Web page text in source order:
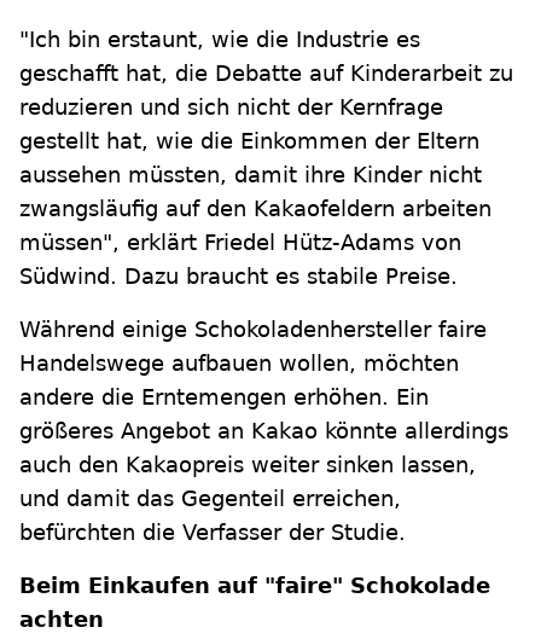
"Ich bin erstaunt, wie die Industrie es
geschafft hat, die Debatte auf Kinderarbeit zu
reduzieren und sich nicht der Kernfrage
gestellt hat, wie die Einkommen der Eltern
aussehen müssten, damit ihre Kinder nicht
zwangsläufig auf den Kakaofeldern arbeiten
müssen", erklärt Friedel Hütz-Adams von
Südwind. Dazu braucht es stabile Preise.
Während einige Schokoladenhersteller faire
Handelswege aufbauen wollen, möchten
andere die Erntemengen erhöhen. Ein
größeres Angebot an Kakao könnte allerdings
auch den Kakaopreis weiter sinken lassen,
und damit das Gegenteil erreichen,
befürchten die Verfasser der Studie.
Beim Einkaufen auf "faire" Schokolade
achten